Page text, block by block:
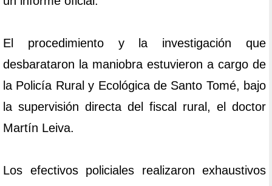
El procedimiento y la investigación que
desbarataron la maniobra estuvieron a cargo de
la Policía Rural y Ecológica de Santo Tomé, bajo
la supervisión directa del fiscal rural, el doctor
Martín Leiva.
Los efectivos policiales realizaron exhaustivos